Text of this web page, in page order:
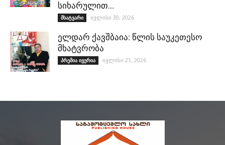
სიხარულით…
მხატვარი ივლისი 30, 2026
ელდარ ქავშბაია: წლის საუკეთესო
მხატვრობა
პრემია ივერია ივლისი 21, 2026